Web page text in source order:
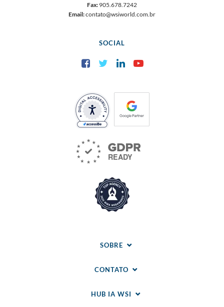
Fax: 905.678.7242
Email:contato@wsiworld.com.br
SOCIAL
FacebookTwitter LinkedIn
SOBRE
CONTATO
HUB IA WSI